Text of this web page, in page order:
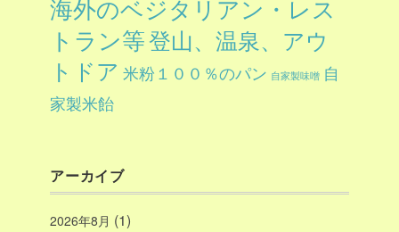
海外のベジタリアン・レス
トラン等登山、温泉、アウ
トドア 米粉１００％のパン 自家製味噌 自
家製米飴
アーカイブ
2026年8月 (1)